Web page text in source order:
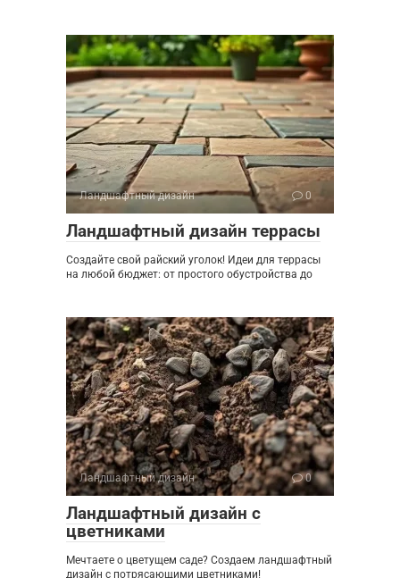
Ландшафтный дизайн 0
Ландшафтный дизайн террасы
Создайте свой райский уголок! Идеи для террасы
на любой бюджет: от простого обустройства до
Ландшафтный дизайн 0
Ландшафтный дизайн с
цветниками
Мечтаете о цветущем саде? Создаем ландшафтный
дизайн с потрясающими цветниками!